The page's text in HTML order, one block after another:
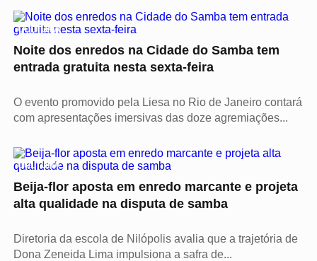
CULTURA
Noite dos enredos na Cidade do Samba tem
entrada gratuita nesta sexta-feira
O evento promovido pela Liesa no Rio de Janeiro contará
com apresentações imersivas das doze agremiações...
CULTURA
Beija-flor aposta em enredo marcante e projeta
alta qualidade na disputa de samba
Diretoria da escola de Nilópolis avalia que a trajetória de
Dona Zeneida Lima impulsiona a safra de...